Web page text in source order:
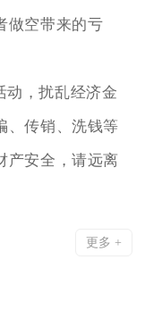
做空带来的亏
动，扰乱经济金
、传销、洗钱等
产安全，请远离
更多 +